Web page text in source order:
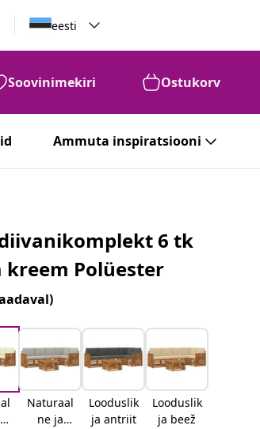
eesti
Soovinimekiri Ostukorv
Ammuta inspiratsiooni
6 tk
kreem Polüester
Naturaal
ne ja
Looduslik
ja antriit
Looduslik
ja beež